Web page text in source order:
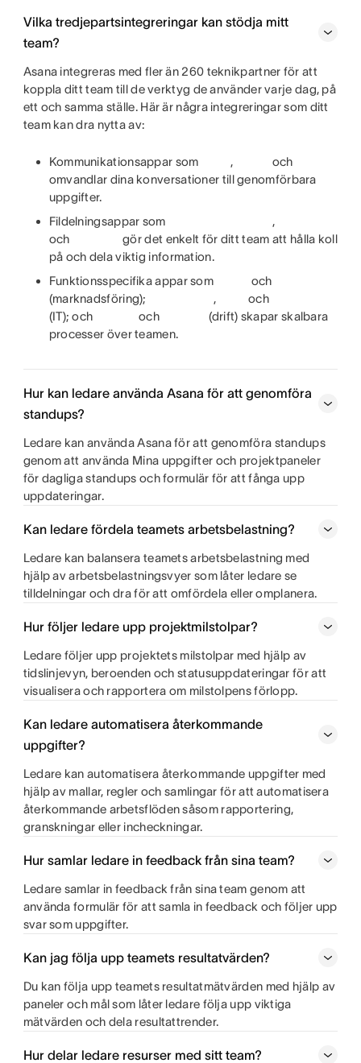
Vilka tredjepartsintegreringar kan stödja mitt
team?
Asana integreras med fler än 260 teknikpartner för att
koppla ditt team till de verktyg de använder varje dag, på
ett och samma ställe. Här är några integreringar som ditt
team kan dra nytta av:
Kommunikationsappar som ,
och
omvandlar dina konversationer till genomförbara
uppgifter.
Fildelningsappar som
,
och
gör det enkelt för ditt team att hålla koll
på och dela viktig information.
Funktionsspecifika appar som
och
(marknadsföring);
,
och
(IT); och
och
(drift) skapar skalbara
processer över teamen.
Hur kan ledare använda Asana för att genomföra
standups?
Ledare kan använda Asana för att genomföra standups
genom att använda Mina uppgifter och projektpaneler
för dagliga standups och formulär för att fånga upp
uppdateringar.
Kan ledare fördela teamets arbetsbelastning?
Ledare kan balansera teamets arbetsbelastning med
hjälp av arbetsbelastningsvyer som låter ledare se
tilldelningar och dra för att omfördela eller omplanera.
Hur följer ledare upp projektmilstolpar?
Ledare följer upp projektets milstolpar med hjälp av
tidslinjevyn, beroenden och statusuppdateringar för att
visualisera och rapportera om milstolpens förlopp.
Kan ledare automatisera återkommande
uppgifter?
Ledare kan automatisera återkommande uppgifter med
hjälp av mallar, regler och samlingar för att automatisera
återkommande arbetsflöden såsom rapportering,
granskningar eller incheckningar.
Hur samlar ledare in feedback från sina team?
Ledare samlar in feedback från sina team genom att
använda formulär för att samla in feedback och följer upp
svar som uppgifter.
Kan jag följa upp teamets resultatvärden?
Du kan följa upp teamets resultatmätvärden med hjälp av
paneler och mål som låter ledare följa upp viktiga
mätvärden och dela resultattrender.
Hur delar ledare resurser med sitt team?